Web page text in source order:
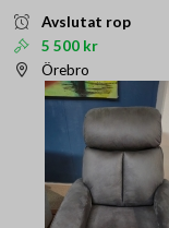
Avslutat rop
5 500 kr
Örebro